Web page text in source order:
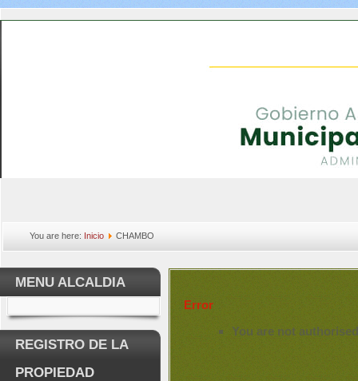
You are here: Inicio CHAMBO
MENU ALCALDIA
REGISTRO DE LA
PROPIEDAD
Error
You are not